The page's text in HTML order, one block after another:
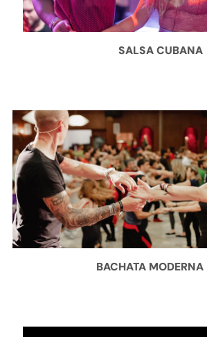
SALSA CUBANA
BACHATA MODERNA